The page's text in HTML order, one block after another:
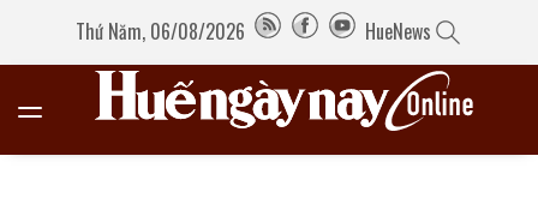
Thứ Năm, 06/08/2026 HueNews